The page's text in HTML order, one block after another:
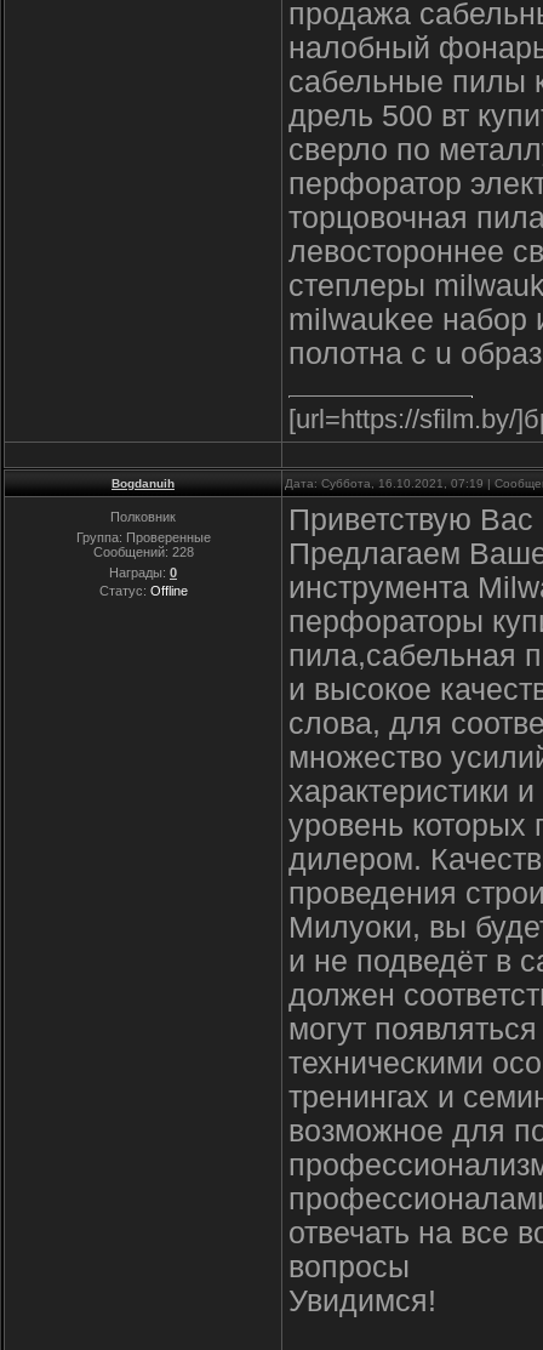
продажа
налобный
сабельные пилы
дрель 500 вт
сверло по
перфоратор
торцовочная
левостороннее
степлеры
milwaukee набор
полотна с u
[url=https://sfilm.by/
Bogdanuih Дата: Суббота, 16.10.2021, 07:19 |
Полковник
Группа: Проверенные
Сообщений: 228
Награды: 0
Статус: Offline
Приветствую Вас
Предлагаем
инструмента
перфораторы
пила,сабельная
и высокое
слова, для
множество
характеристики
уровень
дилером.
проведения
Милуоки, вы
и не подведёт в
должен
могут
техническими
тренингах и
возможное для
отвечать на все
вопросы
Увидимся!